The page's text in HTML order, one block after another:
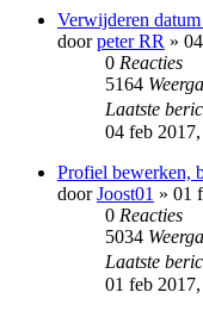
Verwijderen
doorpeter RR »
0 Reacties
5164
Laatste
04 feb
Profiel bewerken,
doorJoost01 » 01
0 Reacties
5034
Laatste
01 feb